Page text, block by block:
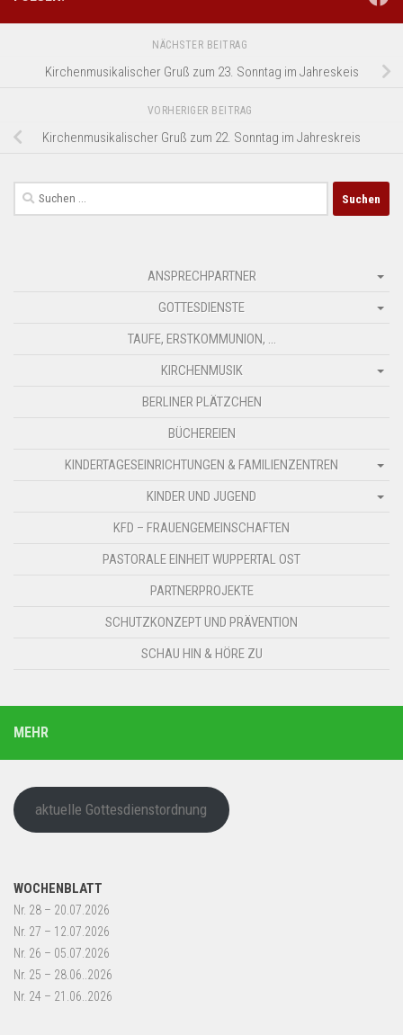
NÄCHSTER BEITRAG
Kirchenmusikalischer Gruß zum 23. Sonntag im Jahreskeis
VORHERIGER BEITRAG
Kirchenmusikalischer Gruß zum 22. Sonntag im Jahreskreis
Suchen
nach:
ANSPRECHPARTNER
GOTTESDIENSTE
TAUFE, ERSTKOMMUNION, …
KIRCHENMUSIK
BERLINER PLÄTZCHEN
BÜCHEREIEN
KINDERTAGESEINRICHTUNGEN & FAMILIENZENTREN
KINDER UND JUGEND
KFD – FRAUENGEMEINSCHAFTEN
PASTORALE EINHEIT WUPPERTAL OST
PARTNERPROJEKTE
SCHUTZKONZEPT UND PRÄVENTION
SCHAU HIN & HÖRE ZU
MEHR
aktuelle Gottesdienstordnung
WOCHENBLATT
Nr. 28 – 20.07.2026
Nr. 27 – 12.07.2026
Nr. 26 – 05.07.2026
Nr. 25 – 28.06..2026
Nr. 24 – 21.06..2026